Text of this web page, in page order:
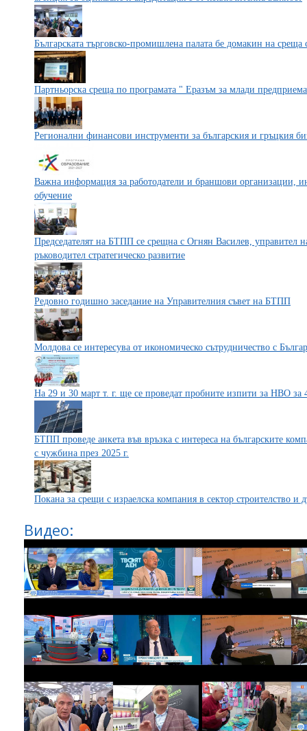
Българската търговско-промишлена палата бе домакин на
Партньорска среща по програмата " Еразъм за млади
Регионални финансови инструменти за българския и гръцкия
Важна информация за работодатели и браншови организации,
обучение
Председателят на БТПП се срещна с Огнян Василев, управител
ръководител стратегическо развитие
Редовно годишно заседание на Управителния съвет на БТПП
Молдова се интересува от икономическо сътрудничество с
На 29 и 30 март т. г. ще се проведат пробните изпити за НВО за
БТПП проведе анкета във връзка с интереса на българските
с чужбина през 2025 г.
Покана за срещи с израелска компания в сектор строителство и
Видео: